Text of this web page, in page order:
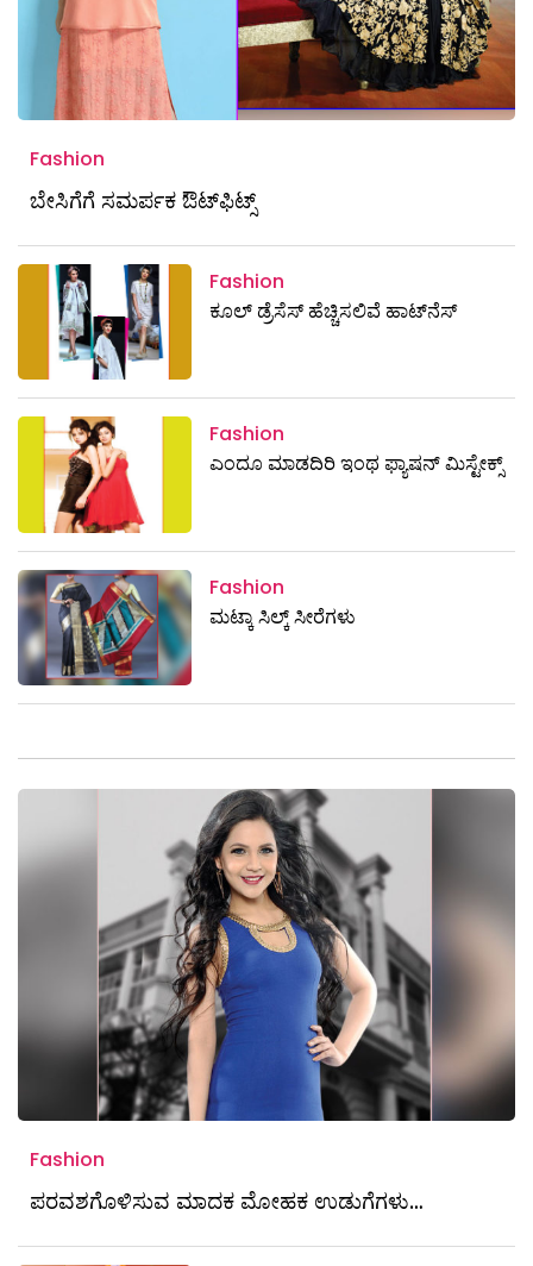
Fashion
ಬೇಸಿಗೆಗೆ ಸಮರ್ಪಕ ಔಟ್‌ಫಿಟ್ಸ್
Fashion
ಕೂಲ್ ಡ್ರೆಸೆಸ್‌ ಹೆಚ್ಚಿಸಲಿವೆ ಹಾಟ್‌ನೆಸ್‌
Fashion
ಎಂದೂ ಮಾಡದಿರಿ ಇಂಥ ಫ್ಯಾಷನ್‌ ಮಿಸ್ಟೇಕ್ಸ್
Fashion
ಮಟ್ಕಾ ಸಿಲ್ಕ್ ಸೀರೆಗಳು
Fashion
ಪರವಶಗೊಳಿಸುವ ಮಾದಕ ಮೋಹಕ ಉಡುಗೆಗಳು…